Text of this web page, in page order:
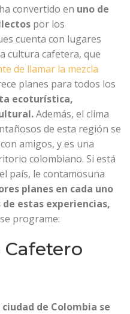
convertido en uno de
por los
cuenta con lugares
cultura cafetera, que
de llamar la mezcla
planes para todos los
ecoturística,
Además, el clima
de esta región se
amigos, y es una
colombiano. Si está
país, le contamosuna
planes en cada uno
estas experiencias,
programe:
Cafetero
de Colombia se